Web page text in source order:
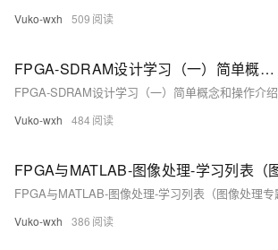
Vuko-wxh 509
FPGA-SDRAM设计学习（一）简单概念和操作介绍
FPGA-SDRAM设计学习（一）简单概念和操作介绍
Vuko-wxh 484
Vuko-wxh 386